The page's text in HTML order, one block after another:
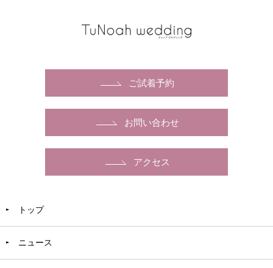
ご試着予約
お問い合わせ
アクセス
トップ
ニュース